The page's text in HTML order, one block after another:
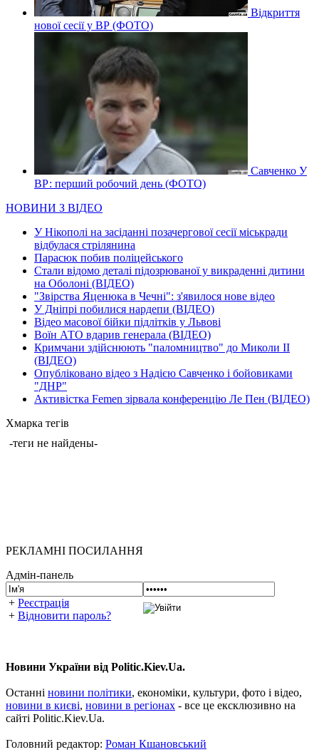
Відкриття
нової сесії у ВР (ФОТО)
Савченко У
ВР: перший робочий день (ФОТО)
НОВИНИ З ВІДЕО
У Нікополі на засіданні позачергової сесії міськради
відбулася стрілянина
Парасюк побив поліцейського
Стали відомо деталі підозрюваної у викраденні дитини
на Оболоні (ВІДЕО)
"Звірства Яценюка в Чечні": з'явилося нове відео
У Дніпрі побилися нардепи (ВІДЕО)
Відео масової бійки підлітків у Львові
Воїн АТО вдарив генерала (ВІДЕО)
Кримчани здійснюють "паломництво" до Миколи ІІ
(ВІДЕО)
Опубліковано відео з Надією Савченко і бойовиками
"ДНР"
Активістка Femen зірвала конференцію Ле Пен (ВІДЕО)
Хмарка тегів
-теги не найдены-
РЕКЛАМНІ ПОСИЛАННЯ
Адмін-панель
+ Реєстрація
+ Відновити пароль?
Новини України від Politic.Kiev.Ua.
Останні новини політики, економіки, культури, фото і відео,
новини в києві, новини в регіонах - все це ексклюзивно на
сайті Politic.Kiev.Ua.
Головний редактор: Роман Кшановський